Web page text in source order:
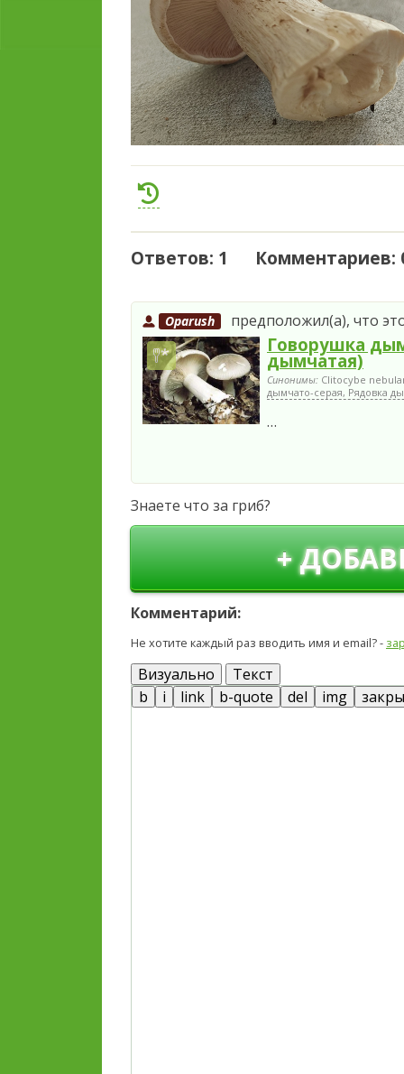
Ответов: 1 Комментариев:
Oparush предположил(а), что
Говорушка
дымчатая)
Синонимы: Clitocybe
дымчато-серая, Рядовка
…
Знаете что за гриб?
+
Комментарий:
Не хотите каждый раз вводить имя и email? -
Визуально Текст